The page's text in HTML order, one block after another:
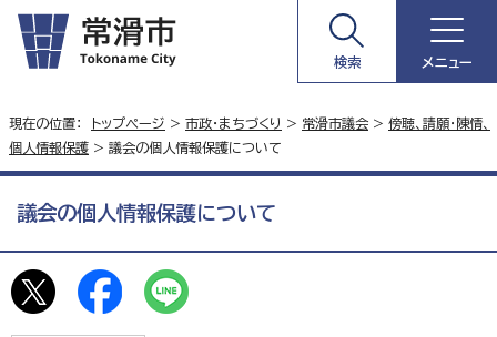
検索 メニュー
現在の位置： トップページ > 市政・まちづくり > 常滑市議会 > 傍聴、請願・陳情、
個人情報保護 > 議会の個人情報保護について
議会の個人情報保護について